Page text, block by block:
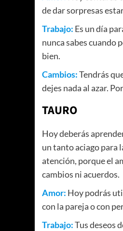
de dar sorpresas
Trabajo: Es un día
nunca sabes cuando
bien.
Cambios:Tendrás
dejes nada al azar.
TAURO
Hoy deberás
un tanto aciago para
atención, porque el
cambios ni acuerdos.
Amor: Hoy podrás
con la pareja o con
Trabajo:Tus deseos